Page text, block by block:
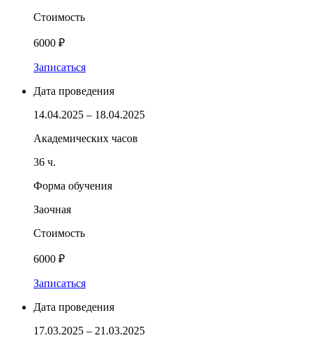
Стоимость
6000 ₽
Записаться
Дата проведения
14.04.2025 – 18.04.2025
Академических часов
36 ч.
Форма обучения
Заочная
Стоимость
6000 ₽
Записаться
Дата проведения
17.03.2025 – 21.03.2025